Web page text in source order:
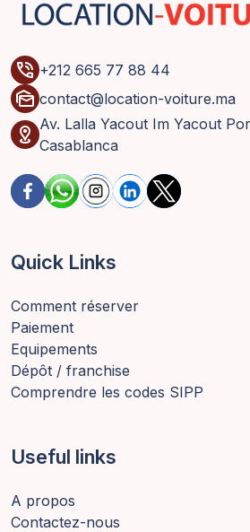
phone_in_talk +212 665 77 88 44
mark_as_unread contact@location-voiture.ma
distance Av. Lalla Yacout Im Yacout
Casablanca
Quick Links
Comment réserver
Paiement
Equipements
Dépôt / franchise
Comprendre les codes SIPP
Useful links
A propos
Contactez-nous